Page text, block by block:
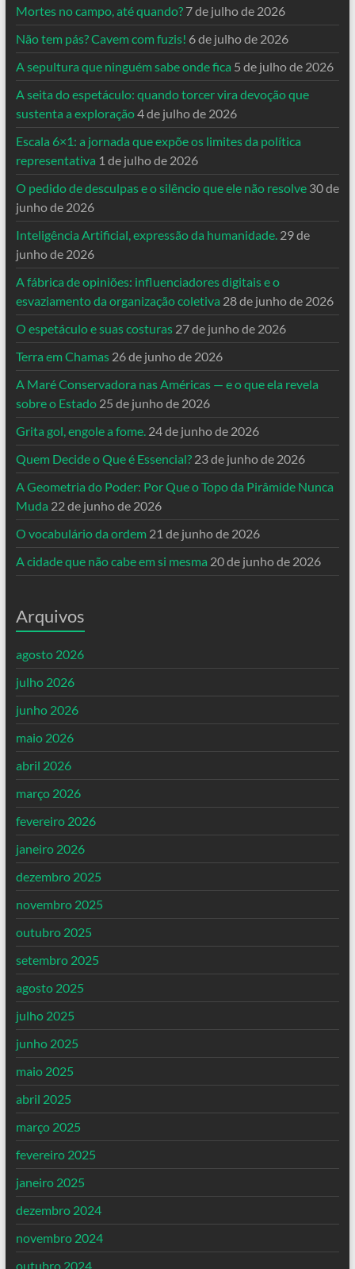
Mortes no campo, até quando? 7 de julho de 2026
Não tem pás? Cavem com fuzis! 6 de julho de 2026
A sepultura que ninguém sabe onde fica 5 de julho de 2026
A seita do espetáculo: quando torcer vira devoção que
sustenta a exploração4 de julho de 2026
Escala 6×1: a jornada que expõe os limites da política
representativa 1 de julho de 2026
O pedido de desculpas e o silêncio que ele não resolve 30 de
junho de 2026
Inteligência Artificial, expressão da humanidade. 29 de
junho de 2026
A fábrica de opiniões: influenciadores digitais e o
esvaziamento da organização coletiva 28 de junho de 2026
O espetáculo e suas costuras 27 de junho de 2026
Terra em Chamas 26 de junho de 2026
A Maré Conservadora nas Américas — e o que ela revela
sobre o Estado 25 de junho de 2026
Grita gol, engole a fome. 24 de junho de 2026
Quem Decide o Que é Essencial? 23 de junho de 2026
A Geometria do Poder: Por Que o Topo da Pirâmide Nunca
Muda 22 de junho de 2026
O vocabulário da ordem 21 de junho de 2026
A cidade que não cabe em si mesma 20 de junho de 2026
Arquivos
agosto 2026
julho 2026
junho 2026
maio 2026
abril 2026
março 2026
fevereiro 2026
janeiro 2026
dezembro 2025
novembro 2025
outubro 2025
setembro 2025
agosto 2025
julho 2025
junho 2025
maio 2025
abril 2025
março 2025
fevereiro 2025
janeiro 2025
dezembro 2024
novembro 2024
outubro 2024